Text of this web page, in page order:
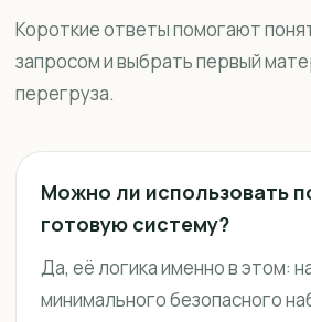
Короткие ответы помогают
запросом и выбрать первый
перегруза.
Можно ли использовать
готовую систему?
Да, её логика именно в этом:
минимального безопасного